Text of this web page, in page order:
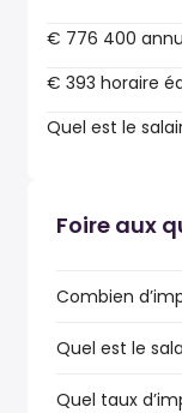
€ 776 400
€ 393 horaire
Quel est le
Foire aux
Combien
Quel est le
Quel taux